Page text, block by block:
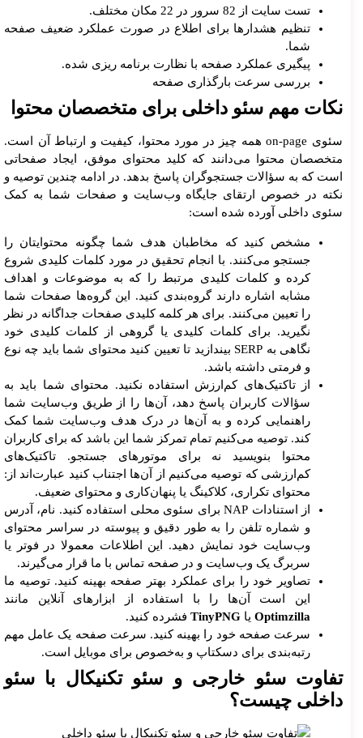
تست سایت از 82 سرور در 22 مکان مختلف.
تنظیم هشدارها برای اطلاع در صورت عملکرد ضعیف صفحه
شما.
پیگیری عملکرد صفحه با نظارت برنامه ریزی شده.
بررسی سرعت بارگذاری صفحه
نکات مهم سئو داخلی برای متخصصان محتوا
سئوی on-page همه چیز در مورد محتوا، کیفیت و ارتباط آن است.
متخصصان محتوا می‌دانند که کلید محتوای موفق، ایجاد صفحاتی
است که به سؤالات جستجوگران پاسخ بدهد. در ادامه چندین توصیه و
نکته در خصوص ارتقای جایگاه وب‌سایت و صفحات شما به کمک
سئوی داخلی آورده شده است:
مشخص کنید که مخاطبان هدف شما چگونه محتوایتان را
جستجو می‌کنند. با انجام تحقیق در مورد کلمات کلیدی شروع
کرده و کلمات کلیدی مرتبط را که به موضوعات و اهداف
مشابه اشاره دارند گروه‌بندی کنید. این گروه‌ها صفحات شما
را تعیین می‌کنند. برای هر کلمه کلیدی صفحات جداگانه در نظر
نگیرید. برای کلمات کلیدی یا گروهی از کلمات کلیدی خود
نگاهی به SERP بیندازید تا تعیین کنید محتوای شما باید چه نوع
و فرمتی داشته باشد.
از تاکتیک‌های کم‌ارزش استفاده نکنید. محتوای شما باید به
سؤالات کاربران پاسخ دهد، آن‌ها را از طریق وب‌سایت شما
راهنمایی کرده و به آن‌ها در درک هدف وب‌سایت شما کمک
کند. توصیه می‌کنیم تمام تمرکز شما این باشد که برای کاربران
محتوا بنویسید نه برای موتورهای جستجو. تاکتیک‌های
کم‌ارزشی که توصیه می‌کنیم از آن‌ها اجتناب کنید عبارت‌اند از:
محتوای تکراری، کلاکینگ یا پنهان‌کاری و محتوای ضعیف.
از استنادات NAP برای سئوی محلی استفاده کنید. نام، آدرس
و شماره تلفن را به طور دقیق و پیوسته در سراسر محتوای
وب‌سایت خود نمایش دهید. این اطلاعات معمولا در فوتر یا
سربرگ یک وب‌سایت و در صفحه تماس با ما قرار می‌گیرند.
تصاویر خود را برای عملکرد بهتر صفحه بهینه کنید. توصیه ما
این است آن‌ها را با استفاده از ابزارهای آنلاین مانند
Optimzilla یا TinyPNG فشرده کنید.
سرعت صفحه خود را بهینه کنید. سرعت صفحه یک عامل مهم
رتبه‌بندی برای دسکتاپ و به‌خصوص برای موبایل است.
تفاوت سئو خارجی و سئو تکنیکال با سئو
داخلی چیست؟